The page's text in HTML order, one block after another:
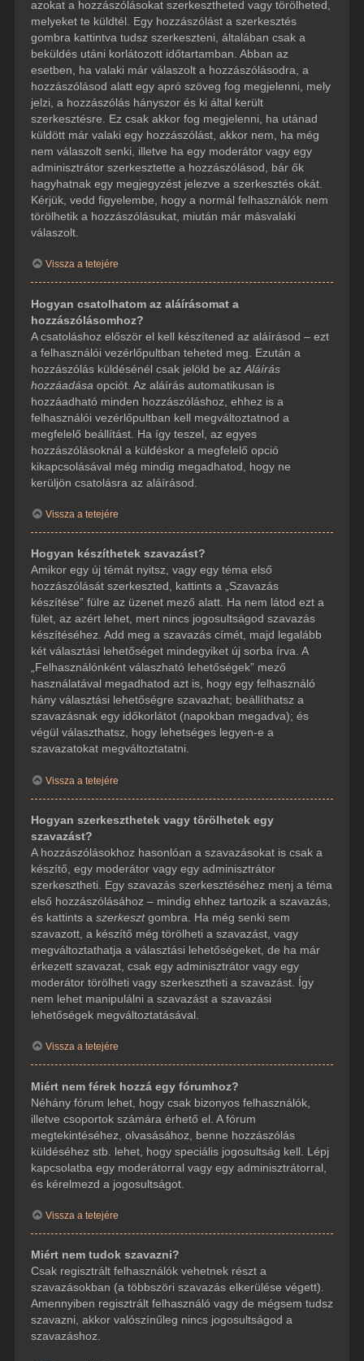
azokat a hozzászólásokat szerkesztheted vagy törölheted,
melyeket te küldtél. Egy hozzászólást a szerkesztés
gombra kattintva tudsz szerkeszteni, általában csak a
beküldés utáni korlátozott időtartamban. Abban az
esetben, ha valaki már válaszolt a hozzászólásodra, a
hozzászólásod alatt egy apró szöveg fog megjelenni, mely
jelzi, a hozzászólás hányszor és ki által került
szerkesztésre. Ez csak akkor fog megjelenni, ha utánad
küldött már valaki egy hozzászólást, akkor nem, ha még
nem válaszolt senki, illetve ha egy moderátor vagy egy
adminisztrátor szerkesztette a hozzászólásod, bár ők
hagyhatnak egy megjegyzést jelezve a szerkesztés okát.
Kérjük, vedd figyelembe, hogy a normál felhasználók nem
törölhetik a hozzászólásukat, miután már másvalaki
válaszolt.
Vissza a tetejére
Hogyan csatolhatom az aláírásomat a
hozzászólásomhoz?
A csatoláshoz először el kell készítened az aláírásod – ezt
a felhasználói vezérlőpultban teheted meg. Ezután a
hozzászólás küldésénél csak jelöld be az Aláírás
hozzáadása opciót. Az aláírás automatikusan is
hozzáadható minden hozzászóláshoz, ehhez is a
felhasználói vezérlőpultban kell megváltoztatnod a
megfelelő beállítást. Ha így teszel, az egyes
hozzászólásoknál a küldéskor a megfelelő opció
kikapcsolásával még mindig megadhatod, hogy ne
kerüljön csatolásra az aláírásod.
Vissza a tetejére
Hogyan készíthetek szavazást?
Amikor egy új témát nyitsz, vagy egy téma első
hozzászólását szerkeszted, kattints a „Szavazás
készítése” fülre az üzenet mező alatt. Ha nem látod ezt a
fület, az azért lehet, mert nincs jogosultságod szavazás
készítéséhez. Add meg a szavazás címét, majd legalább
két választási lehetőséget mindegyiket új sorba írva. A
„Felhasználónként válaszható lehetőségek” mező
használatával megadhatod azt is, hogy egy felhasználó
hány választási lehetőségre szavazhat; beállíthatsz a
szavazásnak egy időkorlátot (napokban megadva); és
végül választhatsz, hogy lehetséges legyen-e a
szavazatokat megváltoztatatni.
Vissza a tetejére
Hogyan szerkeszthetek vagy törölhetek egy
szavazást?
A hozzászólásokhoz hasonlóan a szavazásokat is csak a
készítő, egy moderátor vagy egy adminisztrátor
szerkesztheti. Egy szavazás szerkesztéséhez menj a téma
első hozzászólásához – mindig ehhez tartozik a szavazás,
és kattints a szerkesztgombra. Ha még senki sem
szavazott, a készítő még törölheti a szavazást, vagy
megváltoztathatja a választási lehetőségeket, de ha már
érkezett szavazat, csak egy adminisztrátor vagy egy
moderátor törölheti vagy szerkesztheti a szavazást. Így
nem lehet manipulálni a szavazást a szavazási
lehetőségek megváltoztatásával.
Vissza a tetejére
Miért nem férek hozzá egy fórumhoz?
Néhány fórum lehet, hogy csak bizonyos felhasználók,
illetve csoportok számára érhető el. A fórum
megtekintéséhez, olvasásához, benne hozzászólás
küldéséhez stb. lehet, hogy speciális jogosultság kell. Lépj
kapcsolatba egy moderátorral vagy egy adminisztrátorral,
és kérelmezd a jogosultságot.
Vissza a tetejére
Miért nem tudok szavazni?
Csak regisztrált felhasználók vehetnek részt a
szavazásokban (a többszöri szavazás elkerülése végett).
Amennyiben regisztrált felhasználó vagy de mégsem tudsz
szavazni, akkor valószínűleg nincs jogosultságod a
szavazáshoz.